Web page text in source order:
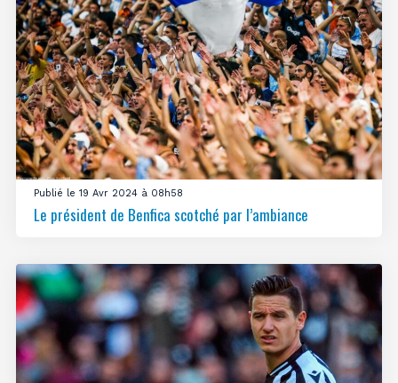
Publié le 19 Avr 2024 à 08h58
Le président de Benfica scotché par l’ambiance